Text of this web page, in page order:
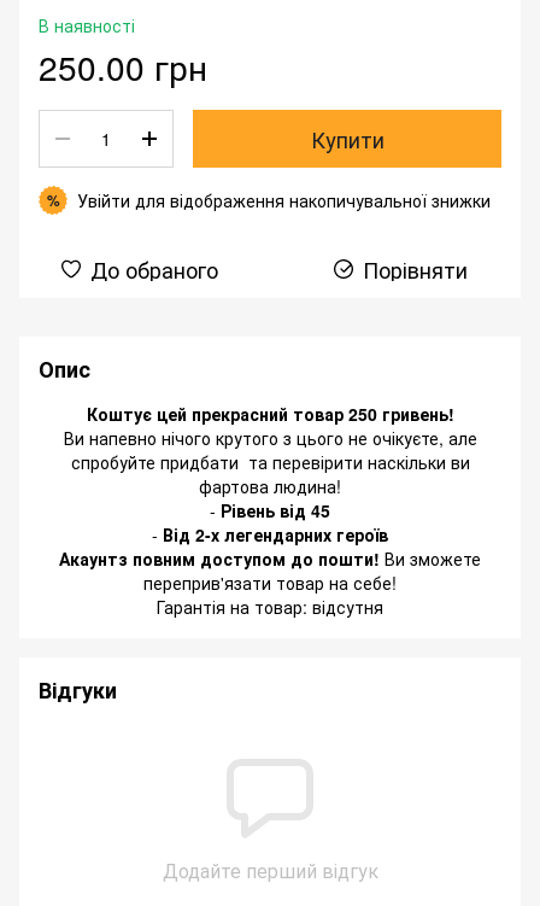
В наявності
250.00 грн
Купити
% Увійти для відображення накопичувальної знижки
До обраного Порівняти
Опис
Коштує цей прекрасний товар 250 гривень!
Ви напевно нічого крутого з цього не очікуєте, але
спробуйте придбати та перевірити наскільки ви
фартова людина!
- Рівень від 45
- Від 2-х легендарних героїв
Акаунтз повним доступом до пошти! Ви зможете
переприв'язати товар на себе!
Гарантія на товар: відсутня
Відгуки
Додайте перший відгук